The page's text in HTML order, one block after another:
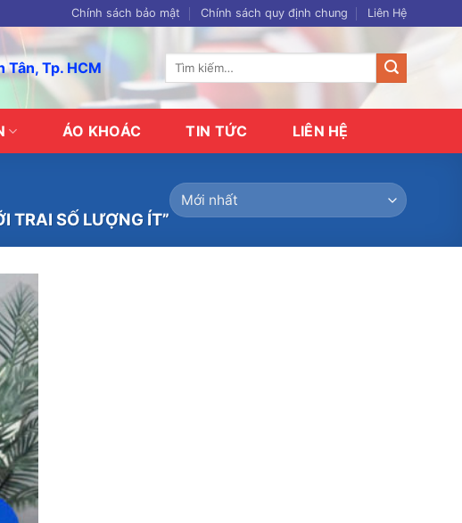
Chính sách bảo mật Chính sách quy định chung Liên Hệ
Tp. HCM
Tìm
ÁO KHOÁC TIN TỨC LIÊN HỆ
TRAI SỐ LƯỢNG ÍT”